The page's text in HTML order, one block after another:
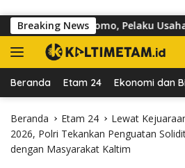
Breaking News
dr Sutomo, Pelaku Usaha
Beranda Etam 24 Ekonomi dan
Beranda Etam 24
Lewat
2026, Polri Tekankan Penguatan
dengan Masyarakat Kaltim